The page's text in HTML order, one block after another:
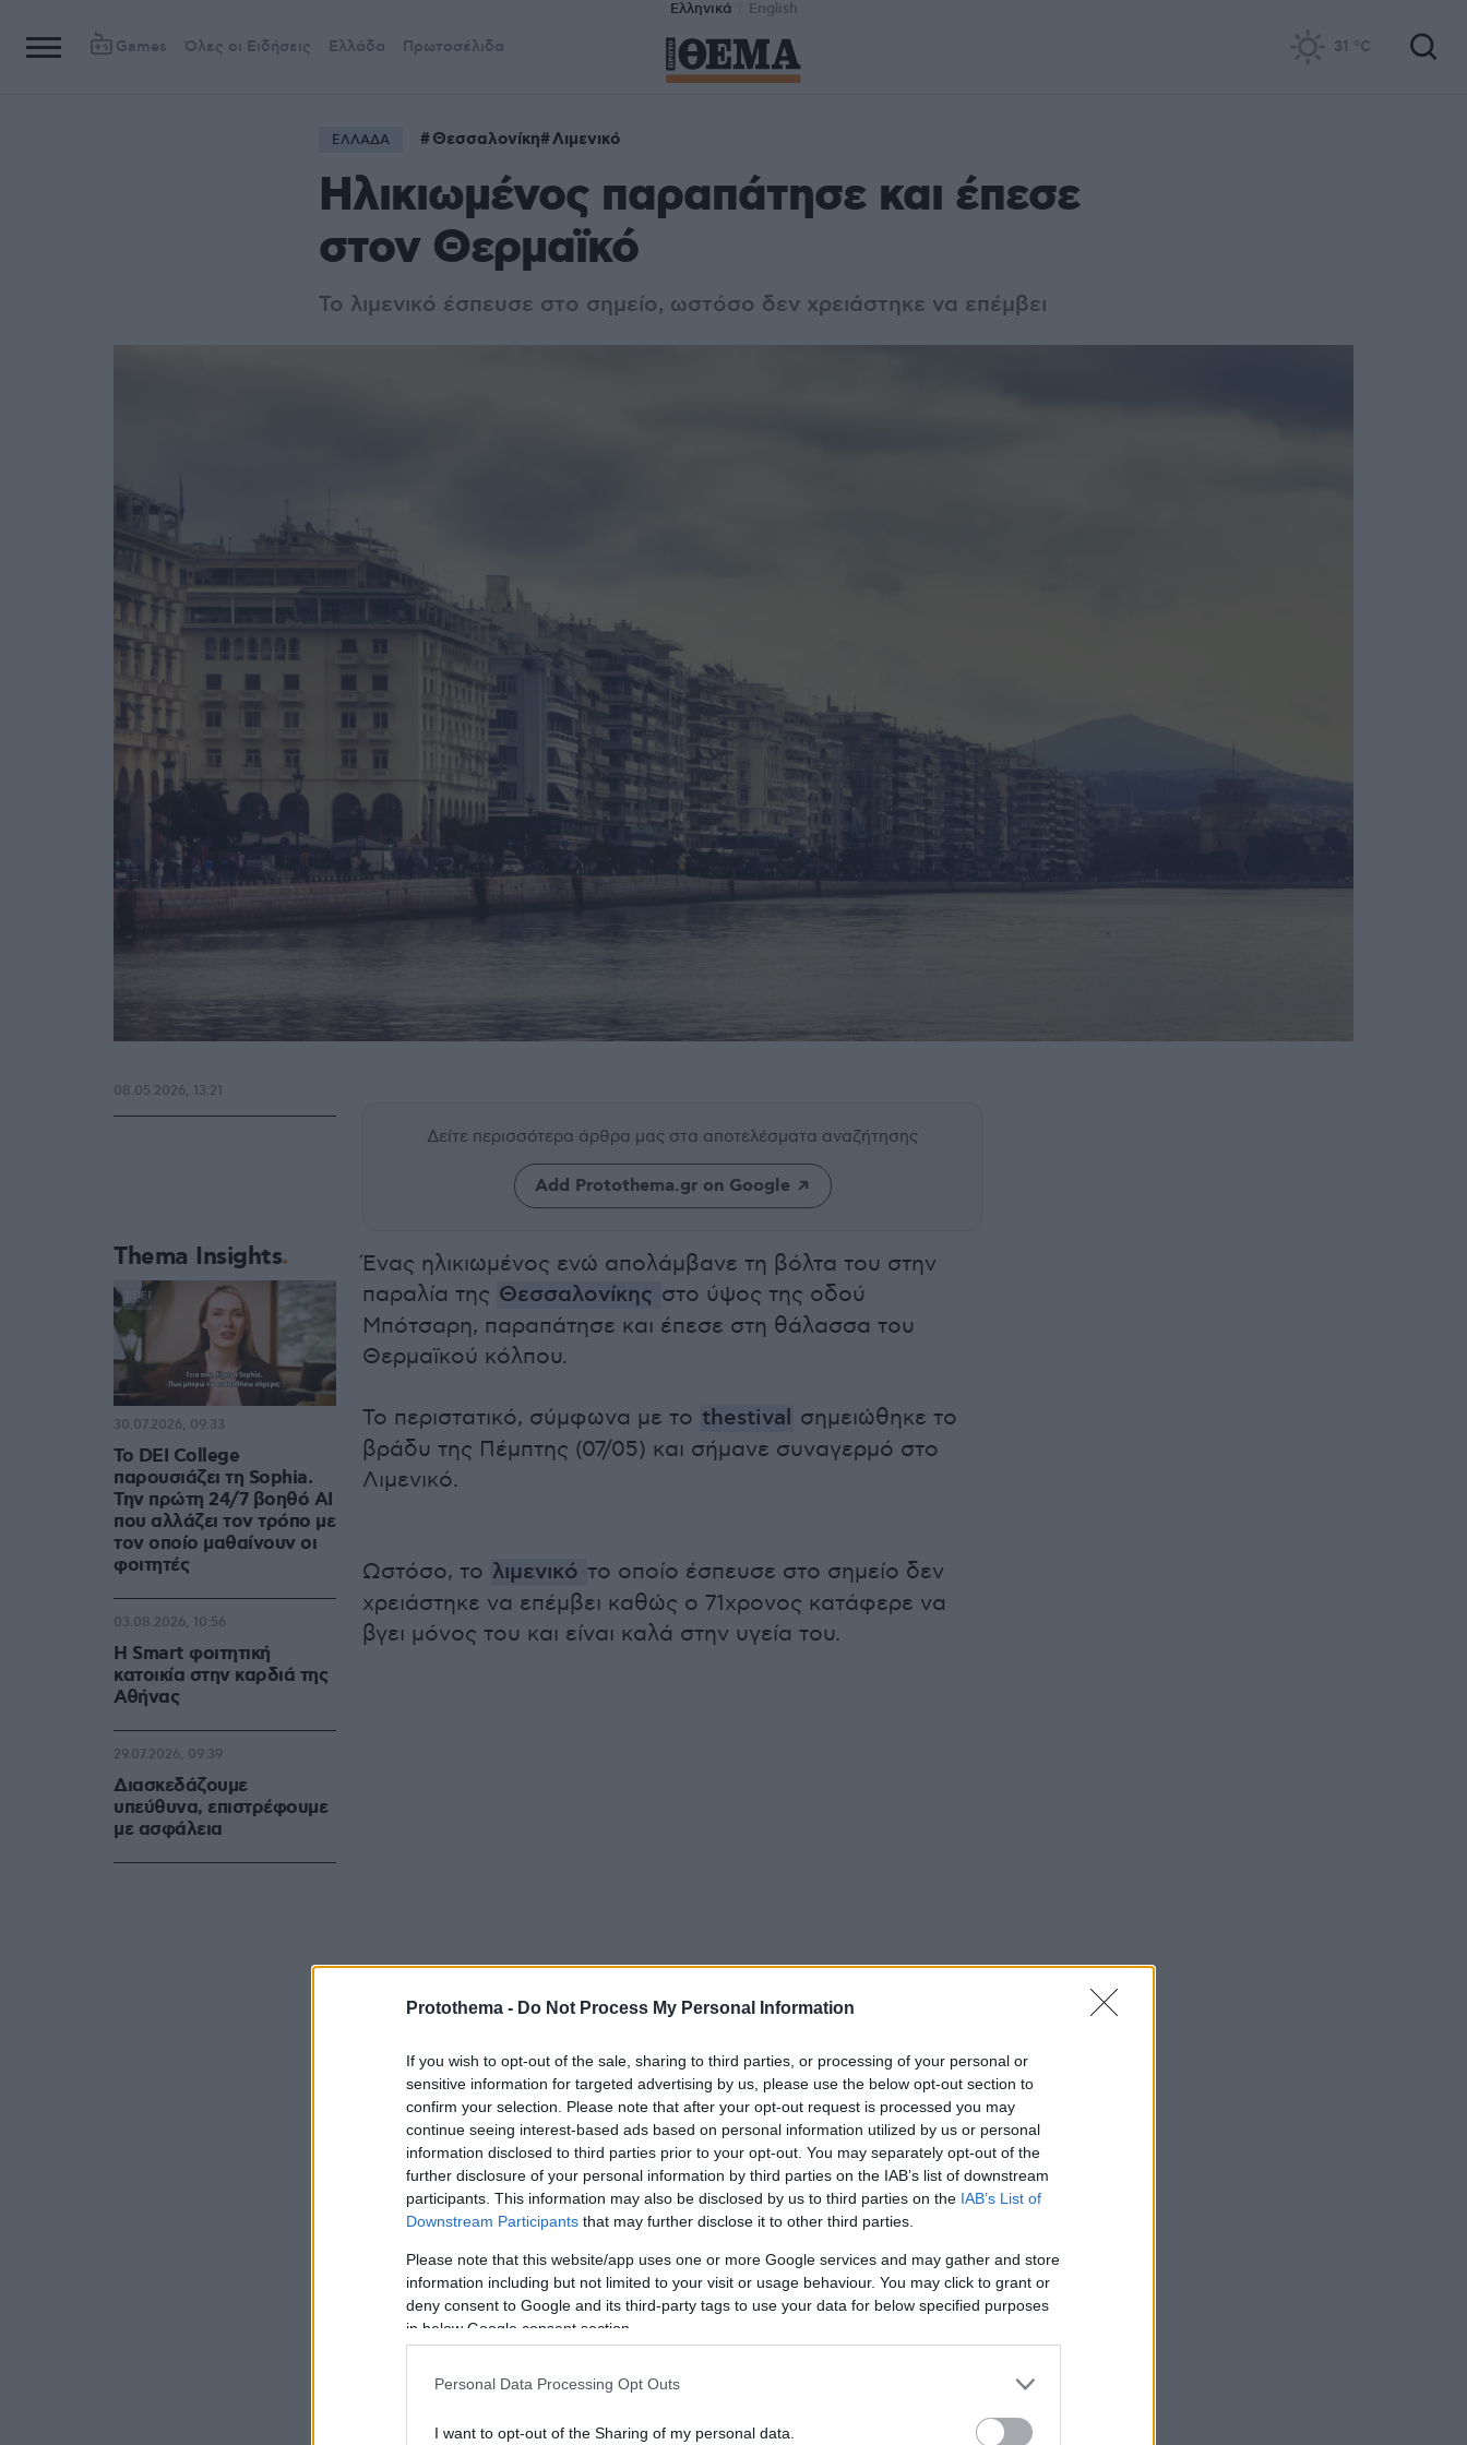
Protothema - Do Not Process My Personal Information
If you wish to opt-out of the sale, sharing to third parties, or processing of your personal or
sensitive information for targeted advertising by us, please use the below opt-out section to
confirm your selection. Please note that after your opt-out request is processed you may
continue seeing interest-based ads based on personal information utilized by us or personal
information disclosed to third parties prior to your opt-out. You may separately opt-out of the
further disclosure of your personal information by third parties on the IAB’s list of downstream
participants. This information may also be disclosed by us to third parties on the IAB’s List of
Downstream Participants that may further disclose it to other third parties.
Please note that this website/app uses one or more Google services and may gather and store
information including but not limited to your visit or usage behaviour. You may click to grant or
deny consent to Google and its third-party tags to use your data for below specified purposes
in below Google consent section.
Personal Data Processing Opt Outs
I want to opt-out of the Sharing of my personal data.
Ελληνικά English
Games Όλες οι Ειδήσεις Ελλάδα Πρωτοσέλιδα 31 °C
ΕΛΛΑΔΑ Θεσσαλονίκη Λιμενικό
Ηλικιωμένος παραπάτησε και έπεσε
στον Θερμαϊκό
Το λιμενικό έσπευσε στο σημείο, ωστόσο δεν χρειάστηκε να επέμβει
Δείτε περισσότερα άρθρα μας στα αποτελέσματα αναζήτησης
Add Protothema.gr on Google
Ένας ηλικιωμένος ενώ απολάμβανε τη βόλτα του στην
παραλία της Θεσσαλονίκης στο ύψος της οδού
Μπότσαρη, παραπάτησε και έπεσε στη θάλασσα του
Θερμαϊκού κόλπου.
Το περιστατικό, σύμφωνα με το thestival σημειώθηκε το
βράδυ της Πέμπτης (07/05) και σήμανε συναγερμό στο
Λιμενικό.
Ωστόσο, το λιμενικό το οποίο έσπευσε στο σημείο δεν
χρειάστηκε να επέμβει καθώς ο 71χρονος κατάφερε να
βγει μόνος του και είναι καλά στην υγεία του.
08.05.2026, 13:21
Thema Insights
Το DEI College
παρουσιάζει τη Sophia.
Την πρώτη 24/7 βοηθό AI
που αλλάζει τον τρόπο με
τον οποίο μαθαίνουν οι
φοιτητές
30.07.2026, 09:33
Η Smart φοιτητική
κατοικία στην καρδιά της
Αθήνας
03.08.2026, 10:56
Διασκεδάζουμε
υπεύθυνα, επιστρέφουμε
με ασφάλεια
29.07.2026, 09:39
Ακολουθήστε τοprotothema.gr στο Google Newsκαι μάθετε πρώτοι